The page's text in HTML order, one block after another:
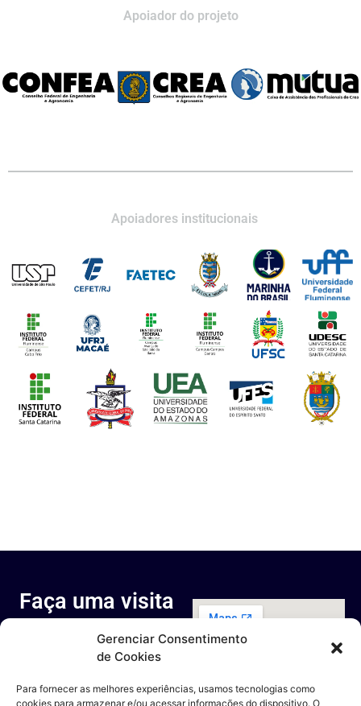
Gerenciar Consentimento
de Cookies
Para fornecer as melhores experiências, usamos tecnologias como
cookies para armazenar e/ou acessar informações do dispositivo. O
Apoiador do projeto
Apoiadores institucionais
Faça uma visita
ao nosso
espaço
Rua Octávio Cantanhede, 817-
Universidade Federal do Rio de